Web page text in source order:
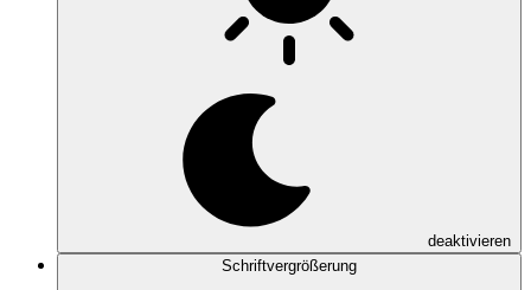
deaktivieren
Schriftvergrößerung